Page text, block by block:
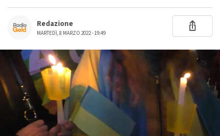
Redazione
MARTEDÌ, 8 MARZO 2022 - 19:49